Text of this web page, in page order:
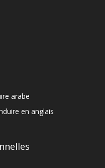
arabe
en anglais